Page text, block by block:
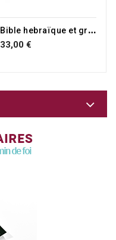
B
ible hebraïque et grecque
33,00 €